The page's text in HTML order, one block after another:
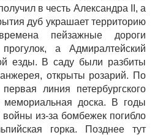
в честь Александра II, а
дуб украшает территорию
пейзажные дороги
а Адмиралтейский
езды. В саду были разбиты
открыты розарий. По
линия петербургского
доска. В годы
войны из-за бомбежек погибло
горка. Позднее тут